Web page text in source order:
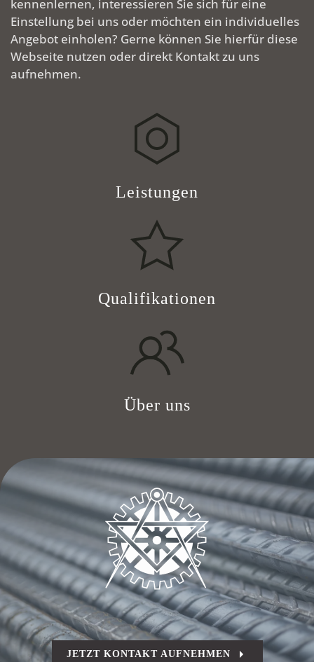
kennenlernen, interessieren Sie sich für eine
Einstellung bei uns oder möchten ein individuelles
Angebot einholen? Gerne können Sie hierfür diese
Webseite nutzen oder direkt Kontakt zu uns
aufnehmen.
Leistungen
Qualifikationen
Über uns
JETZT KONTAKT AUFNEHMEN